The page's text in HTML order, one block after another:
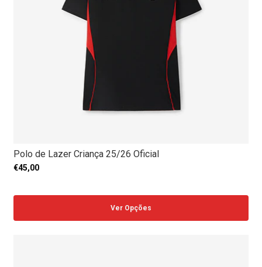
Polo de Lazer Criança 25/26 Oficial
€45,00
Ver Opções